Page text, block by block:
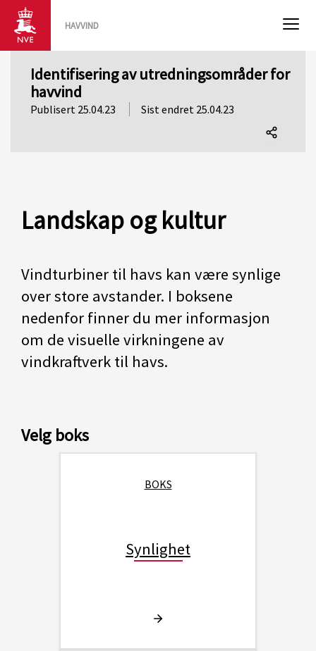
HAVVIND
Identifisering av utredningsområder for
havvind
Publisert 25.04.23 Sist endret 25.04.23
Landskap og kultur
Vindturbiner til havs kan være synlige
over store avstander. I boksene
nedenfor finner du mer informasjon
om de visuelle virkningene av
vindkraftverk til havs.
Velg boks
BOKS
Synlighet